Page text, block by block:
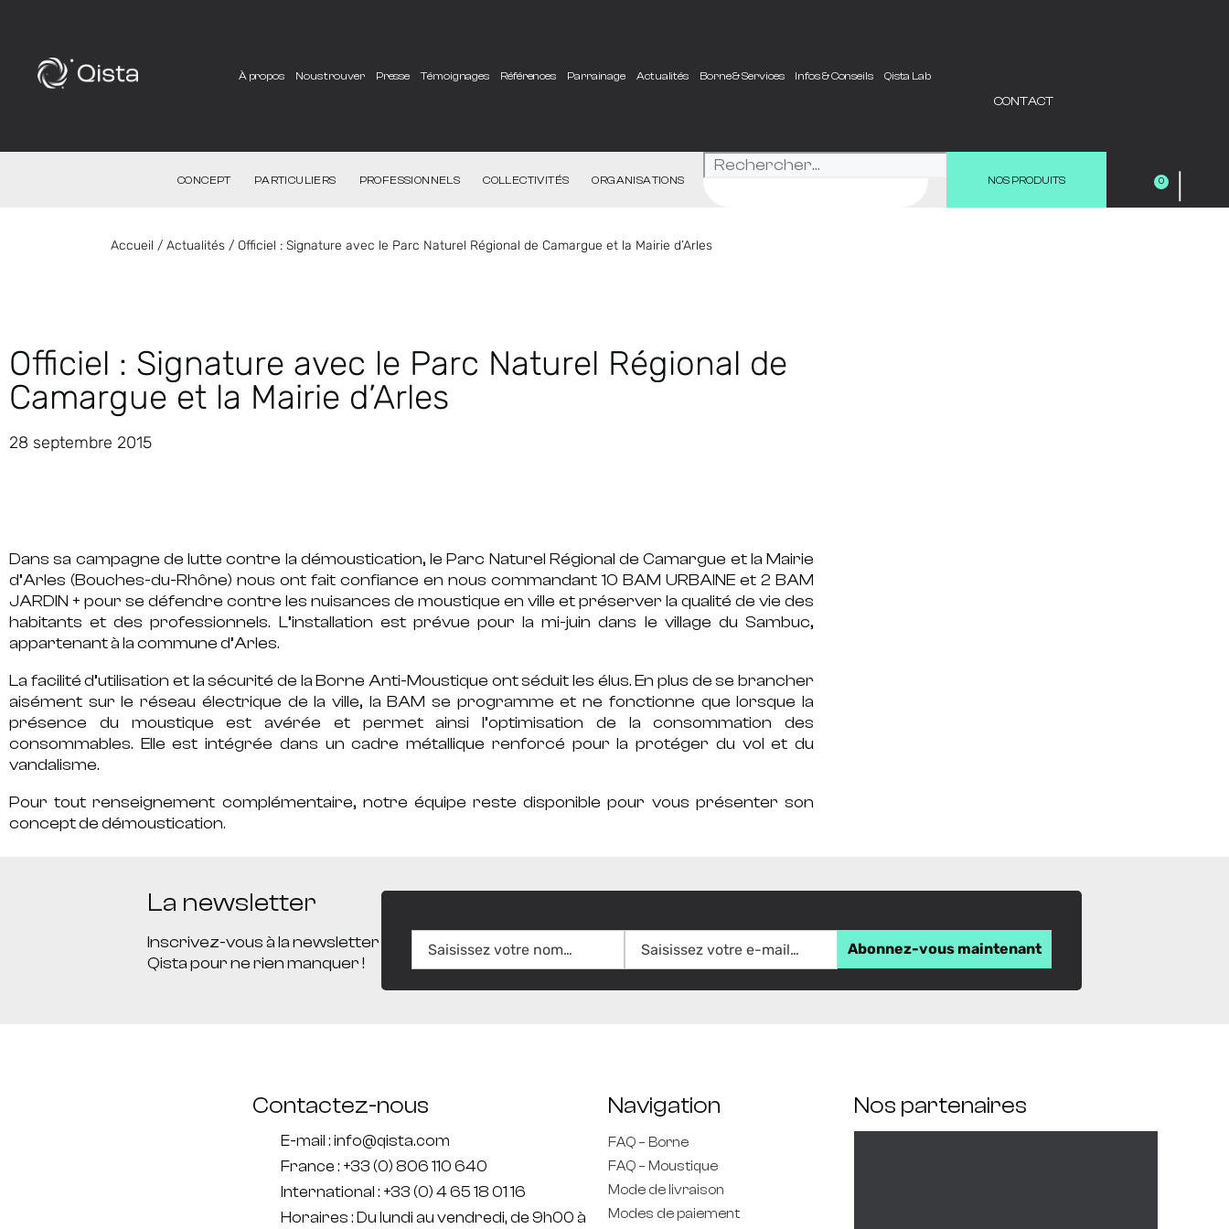
À propos Nous trouver Presse Témoignages Références Parrainage Actualités Borne & Services Infos & Conseils Qista Lab
CONTACT
CONCEPT PARTICULIERS PROFESSIONNELS COLLECTIVITÉS ORGANISATIONS NOS PRODUITS 0
Accueil / Actualités / Officiel : Signature avec le Parc Naturel Régional de Camargue et la Mairie d’Arles
Officiel : Signature avec le Parc Naturel Régional de
Camargue et la Mairie d’Arles
28 septembre 2015
Dans sa campagne de lutte contre la démoustication, le Parc Naturel Régional de Camargue et la Mairie
d’Arles (Bouches-du-Rhône) nous ont fait confiance en nous commandant 10 BAM URBAINE et 2 BAM
JARDIN + pour se défendre contre les nuisances de moustique en ville et préserver la qualité de vie des
habitants et des professionnels. L’installation est prévue pour la mi-juin dans le village du Sambuc,
appartenant à la commune d’Arles.
La facilité d’utilisation et la sécurité de la Borne Anti-Moustique ont séduit les élus. En plus de se brancher
aisément sur le réseau électrique de la ville, la BAM se programme et ne fonctionne que lorsque la
présence du moustique est avérée et permet ainsi l’optimisation de la consommation des
consommables. Elle est intégrée dans un cadre métallique renforcé pour la protéger du vol et du
vandalisme.
Pour tout renseignement complémentaire, notre équipe reste disponible pour vous présenter son
concept de démoustication.
La newsletter
Inscrivez-vous à la newsletter
Qista pour ne rien manquer !
Contactez-nous
E-mail : info@qista.com
France : +33 (0) 806 110 640
International : +33 (0) 4 65 18 01 16
Horaires : Du lundi au vendredi, de 9h00 à
Navigation
FAQ – Borne
FAQ – Moustique
Mode de livraison
Modes de paiement
Nos partenaires